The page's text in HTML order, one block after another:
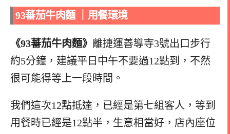
93蕃茄牛肉麵｜用餐環境
《93蕃茄牛肉麵》 離捷運善導寺3號出口步行
約5分鐘，建議平日中午不要過12點到，不然
很可能得等上一段時間。
我們這次12點抵達，已經是第七組客人，等到
用餐時已經是12點半，生意相當好，店內座位